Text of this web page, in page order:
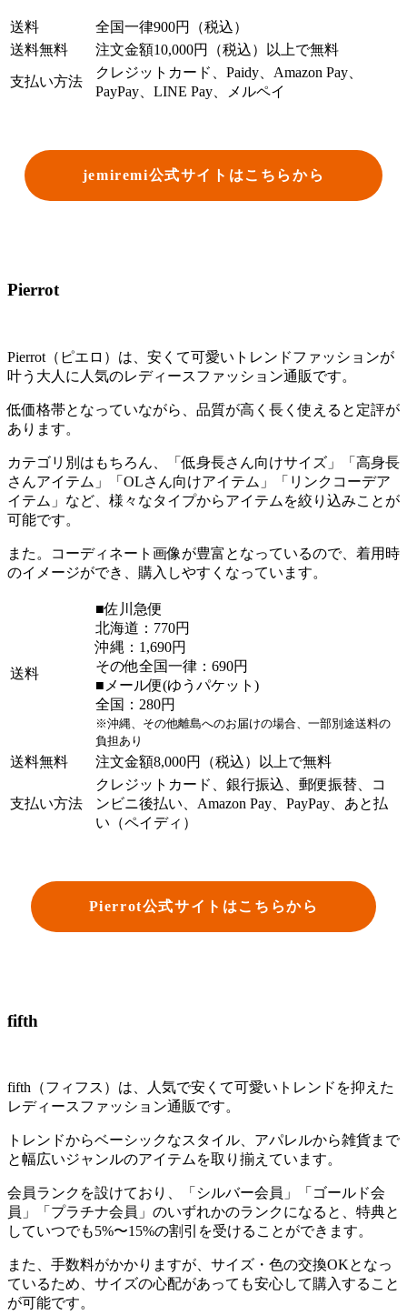
送料
全国一律900円（税込）
送料無料
注文金額10,000円（税込）以上で無料
支払い方法
クレジットカード、Paidy、Amazon Pay、
PayPay、LINE Pay、メルペイ
jemiremi公式サイトはこちらから
Pierrot
Pierrot（ピエロ）は、安くて可愛いトレンドファッションが
叶う大人に人気のレディースファッション通販です。
低価格帯となっていながら、品質が高く長く使えると定評が
あります。
カテゴリ別はもちろん、「低身長さん向けサイズ」「高身長
さんアイテム」「OLさん向けアイテム」「リンクコーデア
イテム」など、様々なタイプからアイテムを絞り込みことが
可能です。
また。コーディネート画像が豊富となっているので、着用時
のイメージができ、購入しやすくなっています。
送料
■佐川急便
北海道：770円
沖縄：1,690円
その他全国一律：690円
■メール便(ゆうパケット)
全国：280円
※沖縄、その他離島へのお届けの場合、一部別途送料の
負担あり
送料無料 注文金額8,000円（税込）以上で無料
支払い方法
クレジットカード、銀行振込、郵便振替、コ
ンビニ後払い、Amazon Pay、PayPay、あと払
い（ペイディ）
Pierrot公式サイトはこちらから
fifth
fifth（フィフス）は、人気で安くて可愛いトレンドを抑えた
レディースファッション通販です。
トレンドからベーシックなスタイル、アパレルから雑貨まで
と幅広いジャンルのアイテムを取り揃えています。
会員ランクを設けており、「シルバー会員」「ゴールド会
員」「プラチナ会員」のいずれかのランクになると、特典と
していつでも5%〜15%の割引を受けることができます。
また、手数料がかかりますが、サイズ・色の交換OKとなっ
ているため、サイズの心配があっても安心して購入すること
が可能です。